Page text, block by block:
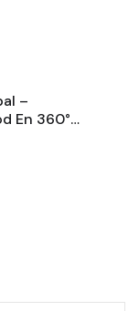
AAN
–
En 360°